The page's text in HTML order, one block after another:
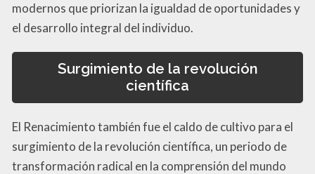
modernos que priorizan la igualdad de oportunidades y
el desarrollo integral del individuo.
Surgimiento de la revolución
científica
El Renacimiento también fue el caldo de cultivo para el
surgimiento de la revolución científica, un periodo de
transformación radical en la comprensión del mundo